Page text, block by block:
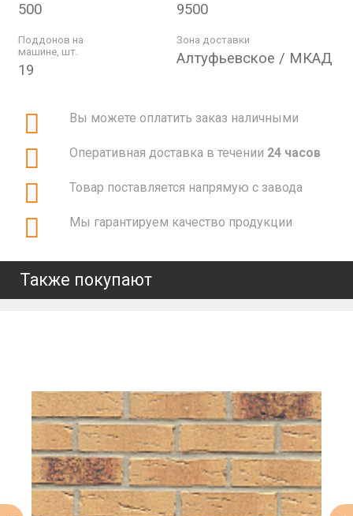
500 9500
Поддонов на
машине, шт.
19
Зона доставки
Алтуфьевское / МКАД
Вы можете оплатить заказ наличными
Оперативная доставка в течении 24 часов
Товар поставляется напрямую с завода
Мы гарантируем качество продукции
Также покупают